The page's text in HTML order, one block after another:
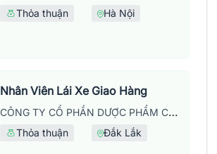
Thỏa thuận Hà Nội
Nhân Viên Lái Xe Giao Hàng
CÔNG TY CỔ PHẦN DƯỢC PHẨM CPC1 HÀ NỘI
Thỏa thuận Đắk Lắk